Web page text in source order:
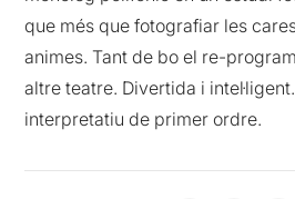
que més que fotografiar les
animes. Tant de bo el re-
altre teatre. Divertida i
interpretatiu de primer ordre.